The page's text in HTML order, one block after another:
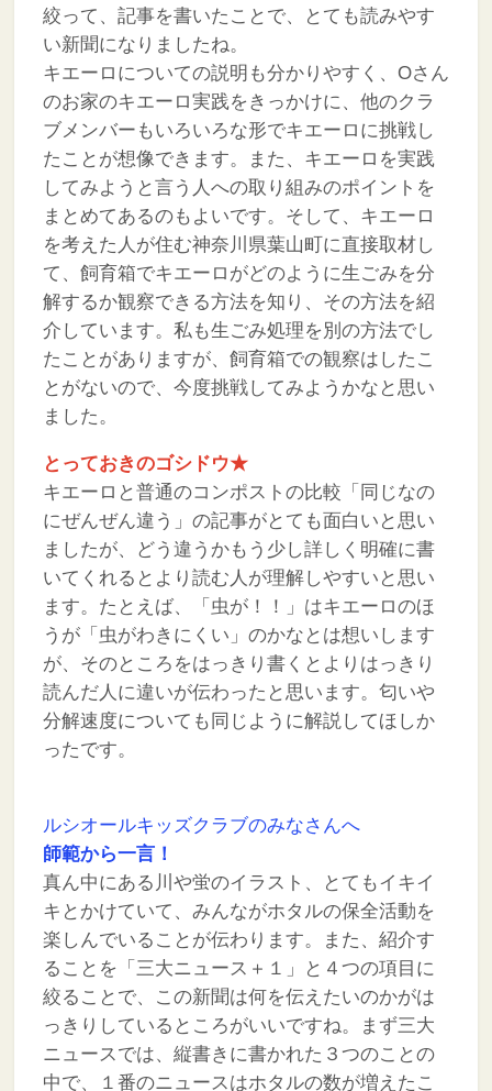
絞って、記事を書いたことで、とても読みやす
い新聞になりましたね。
キエーロについての説明も分かりやすく、Oさん
のお家のキエーロ実践をきっかけに、他のクラ
ブメンバーもいろいろな形でキエーロに挑戦し
たことが想像できます。また、キエーロを実践
してみようと言う人への取り組みのポイントを
まとめてあるのもよいです。そして、キエーロ
を考えた人が住む神奈川県葉山町に直接取材し
て、飼育箱でキエーロがどのように生ごみを分
解するか観察できる方法を知り、その方法を紹
介しています。私も生ごみ処理を別の方法でし
たことがありますが、飼育箱での観察はしたこ
とがないので、今度挑戦してみようかなと思い
ました。
とっておきのゴシドウ★
キエーロと普通のコンポストの比較「同じなの
にぜんぜん違う」の記事がとても面白いと思い
ましたが、どう違うかもう少し詳しく明確に書
いてくれるとより読む人が理解しやすいと思い
ます。たとえば、「虫が！！」はキエーロのほ
うが「虫がわきにくい」のかなとは想いします
が、そのところをはっきり書くとよりはっきり
読んだ人に違いが伝わったと思います。匂いや
分解速度についても同じように解説してほしか
ったです。
ルシオールキッズクラブのみなさんへ
師範から一言！
真ん中にある川や蛍のイラスト、とてもイキイ
キとかけていて、みんながホタルの保全活動を
楽しんでいることが伝わります。また、紹介す
ることを「三大ニュース＋１」と４つの項目に
絞ることで、この新聞は何を伝えたいのかがは
っきりしているところがいいですね。まず三大
ニュースでは、縦書きに書かれた３つのことの
中で、１番のニュースはホタルの数が増えたこ